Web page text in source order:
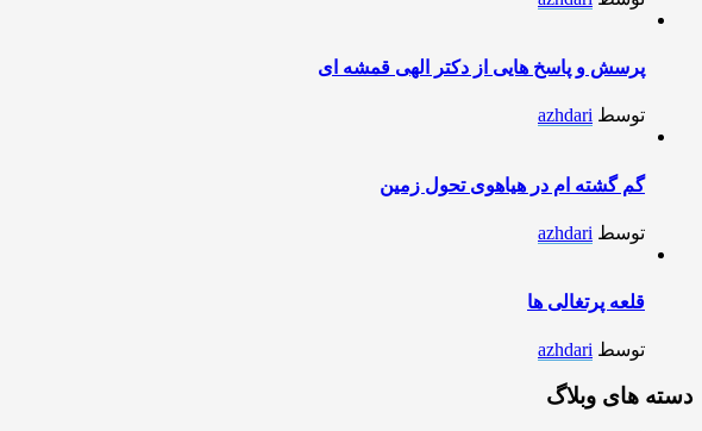
پرسش و پاسخ هایی از دکتر الهی قمشه ای
توسط azhdari
گم گشته ام در هیاهوی تحول زمین
توسط azhdari
قلعه پرتغالی ها
توسط azhdari
دسته های وبلاگ